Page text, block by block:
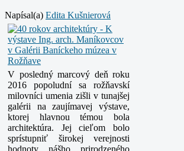
Napísal(a) Edita Kušnierová
V posledný marcový deň roku
2016 popoludní sa rožňavskí
milovníci umenia zišli v tunajšej
galérii na zaujímavej výstave,
ktorej hlavnou témou bola
architektúra. Jej cieľom bolo
sprístupniť širokej verejnosti
hodnoty nášho prirodzeného